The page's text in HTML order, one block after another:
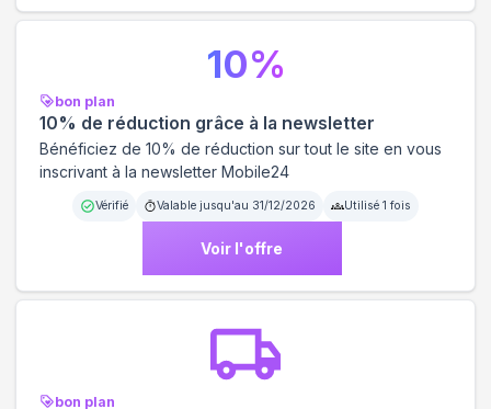
bon plan
10% de réduction grâce à la newsletter
Bénéficiez de 10% de réduction sur tout le site en vous
inscrivant à la newsletter Mobile24
Vérifié Valable jusqu'au 31/12/2026 Utilisé 1 fois
Voir l'offre
10%
bon plan